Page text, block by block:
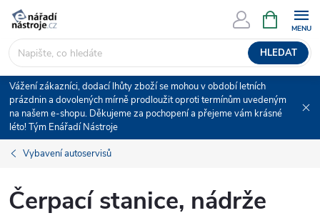
Přejít
obsah
HLEDAT
NÁKUPNÍ
KOŠÍK
Vážení zákazníci, dodací lhůty zboží se mohou v období letních
prázdnin a dovolených mírně prodloužit oproti termínům uvedeným
na našem e-shopu. Děkujeme za pochopení a přejeme vám krásné
léto! Tým Enářadí Nástroje
Vybavení autoservisů
Čerpací stanice, nádrže